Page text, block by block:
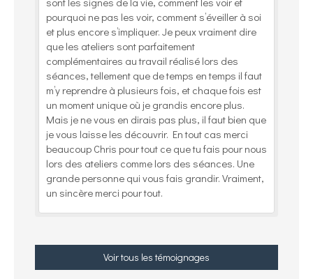
pourquoi ne pas les voir, comment s’éveiller à soi
et plus encore s’impliquer. Je peux vraiment dire
que les ateliers sont parfaitement
complémentaires au travail réalisé lors des
séances, tellement que de temps en temps il faut
m’y reprendre à plusieurs fois, et chaque fois est
un moment unique où je grandis encore plus.
Mais je ne vous en dirais pas plus, il faut bien que
je vous laisse les découvrir. En tout cas merci
beaucoup Chris pour tout ce que tu fais pour nous
lors des ateliers comme lors des séances. Une
grande personne qui vous fais grandir. Vraiment,
un sincère merci pour tout.
Voir tous les témoignages